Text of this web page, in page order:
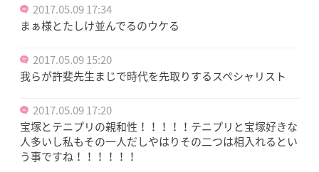
2017.05.09 17:34
まぁ様とたしけ並んでるのウケる
2017.05.09 15:20
我らが許斐先生まじで時代を先取りするスペシャリスト
2017.05.09 17:20
宝塚とテニプリの親和性！！！！！テニプリと宝塚好きな
人多いし私もその一人だしやはりその二つは相入れるとい
う事ですね！！！！！！